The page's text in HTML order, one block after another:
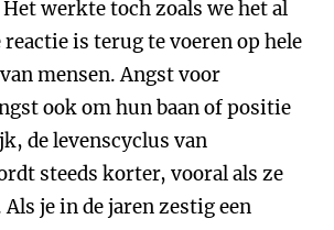
werkte toch zoals we het al
reactie is terug te voeren op hele
mensen. Angst voor
ook om hun baan of positie
de levenscyclus van
steeds korter, vooral als ze
je in de jaren zestig een